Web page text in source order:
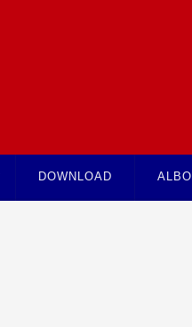
DOWNLOAD ALBO